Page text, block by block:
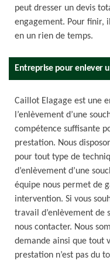
peut dresser un devis
engagement. Pour finir,
en un rien de temps.
Entreprise pour enlever
Caillot Elagage est une
l’enlèvement d’une
compétence suffisante
prestation. Nous
pour tout type de
d’enlèvement d’une
équipe nous permet de
intervention. Si vous
travail d’enlèvement de
nous contacter. Nous
demande ainsi que tout
prestation n’est pas du